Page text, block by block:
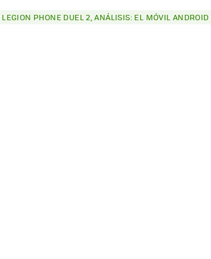
LEGION PHONE DUEL 2, ANÁLISIS: EL MÓVIL